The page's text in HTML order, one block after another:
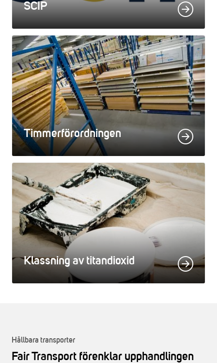
SCIP
Timmerförordningen
Klassning av titandioxid
Hållbara transporter
Fair Transport förenklar upphandlingen